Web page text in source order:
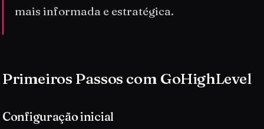
mais informada e estratégica.
Primeiros Passos com GoHighLevel
Configuração inicial